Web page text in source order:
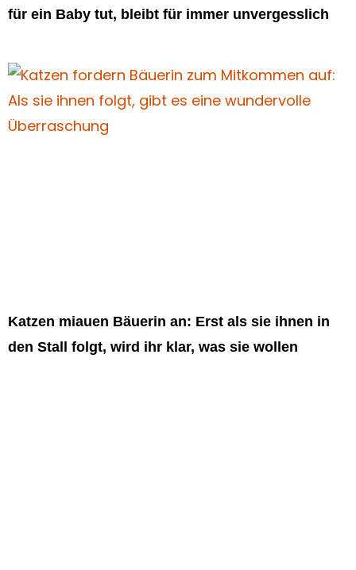
für ein Baby tut, bleibt für immer unvergesslich
Katzen miauen Bäuerin an: Erst als sie ihnen in
den Stall folgt, wird ihr klar, was sie wollen